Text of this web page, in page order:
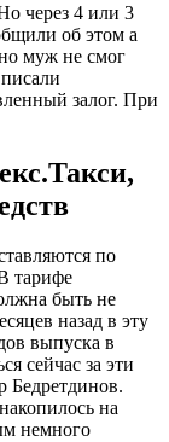
через 4 или 3
об этом а
муж не смог
залог. При
по
тарифе
быть не
назад в эту
выпуска в
сейчас за эти
Бедретдинов.
на
немного